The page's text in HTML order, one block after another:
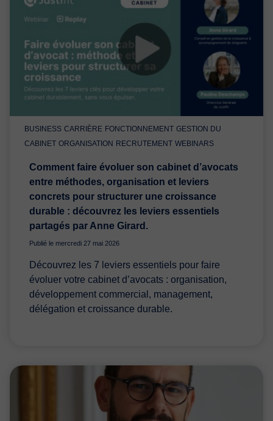
BUSINESS CARRIÈRE FONCTIONNEMENT GESTION DU
CABINET ORGANISATION RECRUTEMENT WEBINARS
Comment faire évoluer son cabinet d’avocats
entre méthodes, organisation et leviers
concrets pour structurer une croissance
durable : découvrez les leviers essentiels
partagés par Anne Girard.
Publié le mercredi 27 mai 2026
Découvrez les 7 leviers essentiels pour faire
évoluer votre cabinet d’avocats : organisation,
développement commercial, management,
délégation et croissance durable.